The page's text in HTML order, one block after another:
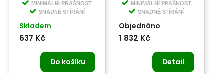
MINIMÁLNÍ PRAŠNOST
SNADNÉ STÍRÁNÍ
Skladem
637 Kč
Do košíku
MINIMÁLNÍ PRAŠNOST
SNADNÉ STÍRÁNÍ
Objednáno
1 832 Kč
Detail